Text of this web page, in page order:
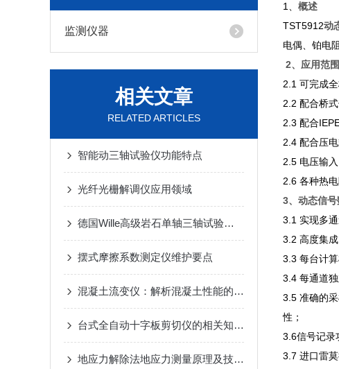
监测仪器
相关文章
RELATED ARTICLES
智能动三轴试验仪功能特点
光纤光栅解调仪应用领域
德国Wille高级岩石单轴三轴试验系统-苏州拓测仪器设备有限公司
摆式摩擦系数测定仪维护要点
混凝土流变仪：解析混凝土性能的关键工具
台式全自动十字板剪切仪的相关知识普及
地应力解除法地应力测量原理及技术之空心包体应力计结构
1、 概述
TST5912动
电偶、铂电
2、应用范围
2.1 可完成
2.2 配合桥
2.3 配合
2.4 配合压
2.5 电压输
2.6 各种热
3、 动态信
3.1 实现多
3.2 高度集
3.3 每台计
3.4 每通道
3.5 准确的
性；
3.6信号记录
3.7 进口雷